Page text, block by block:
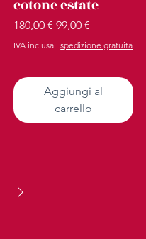
cotone estate
Prezzo regolare
180,00 € Prezzo scontato
99,00 €
IVA inclusa |spedizione gratuita
Aggiungi al
carrello